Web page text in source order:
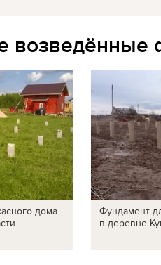
возведённые
дома
Фундамент
в деревне